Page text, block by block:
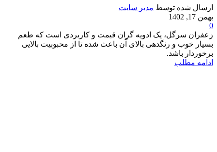
ارسال شده توسط مدیر سایت
بهمن 17, 1402
0
زعفران سرگل، یک ادویه گران قیمت و کاربردی است که طعم
بسیار خوب و رنگدهی بالای آن باعث شده تا از محبوبیت بالایی
برخوردار باشد.
ادامه مطلب